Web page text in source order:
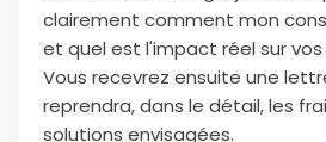
clairement comment mon
et quel est l'impact réel sur
Vous recevrez ensuite une
reprendra, dans le détail, les
solutions envisagées.